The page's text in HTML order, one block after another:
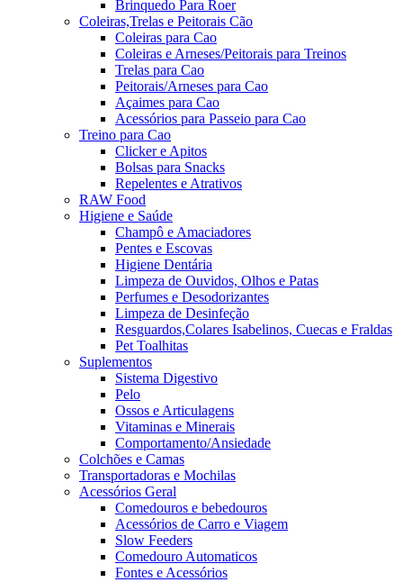
Brinquedo Para Roer
Coleiras,Trelas e Peitorais Cão
Coleiras para Cao
Coleiras e Arneses/Peitorais para Treinos
Trelas para Cao
Peitorais/Arneses para Cao
Açaimes para Cao
Acessórios para Passeio para Cao
Treino para Cao
Clicker e Apitos
Bolsas para Snacks
Repelentes e Atrativos
RAW Food
Higiene e Saúde
Champô e Amaciadores
Pentes e Escovas
Higiene Dentária
Limpeza de Ouvidos, Olhos e Patas
Perfumes e Desodorizantes
Limpeza de Desinfeção
Resguardos,Colares Isabelinos, Cuecas e Fraldas
Pet Toalhitas
Suplementos
Sistema Digestivo
Pelo
Ossos e Articulagens
Vitaminas e Minerais
Comportamento/Ansiedade
Colchões e Camas
Transportadoras e Mochilas
Acessórios Geral
Comedouros e bebedouros
Acessórios de Carro e Viagem
Slow Feeders
Comedouro Automaticos
Fontes e Acessórios